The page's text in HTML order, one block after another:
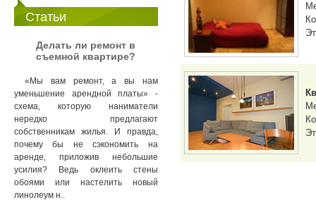
Статьи
Делать ли ремонт в
съемной квартире?
«Мы вам ремонт, а вы нам
уменьшение арендной платы» -
схема, которую наниматели
нередко предлагают
собственникам жилья. И правда,
почему бы не сэкономить на
аренде, приложив небольшие
усилия? Ведь оклеить стены
обоями или настелить новый
линолеум н..